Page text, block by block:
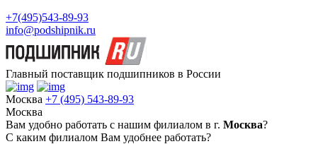
+7(495)543-89-93
info@podshipnik.ru
Главный поставщик подшипников в России
Москва +7 (495) 543-89-93
Москва
Вам удобно работать с нашим филиалом в г. Москва?
С каким филиалом Вам удобнее работать?